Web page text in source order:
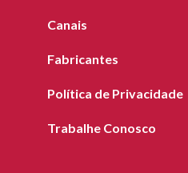
Canais
Fabricantes
Política de Privacidade
Trabalhe Conosco